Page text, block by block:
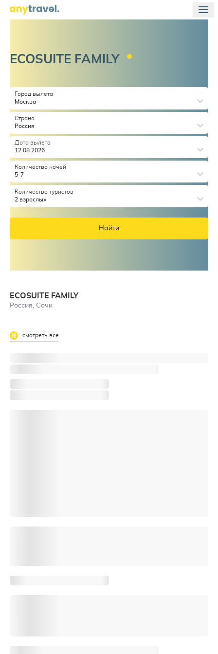
ECOSUITE FAMILY
Город вылета
Москва
Страна
Россия
Дата вылета
12.08.2026
Количество ночей
5-7
Количество туристов
2 взрослых
Найти
ECOSUITE FAMILY
Россия, Сочи
смотреть все